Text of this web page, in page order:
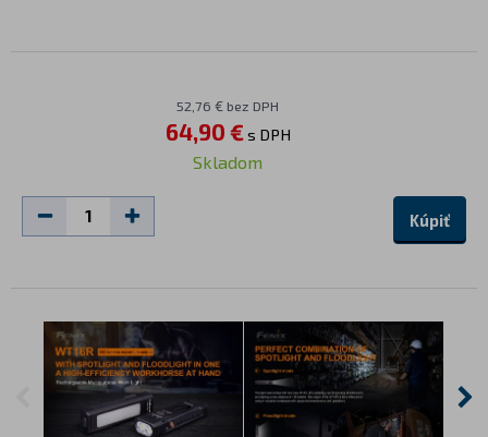
52,76 € bez DPH
64,90 €s DPH
Skladom
Kúpiť